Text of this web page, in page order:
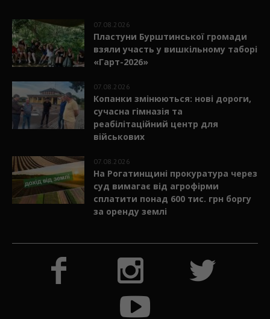
07.08.2026
Пластуни Бурштинської громади
взяли участь у вишкільному таборі
«Гарт-2026»
07.08.2026
Копанки змінюються: нові дороги,
сучасна гімназія та
реабілітаційний центр для
військових
07.08.2026
На Рогатинщині прокуратура через
суд вимагає від агрофірми
сплатити понад 600 тис. грн боргу
за оренду землі